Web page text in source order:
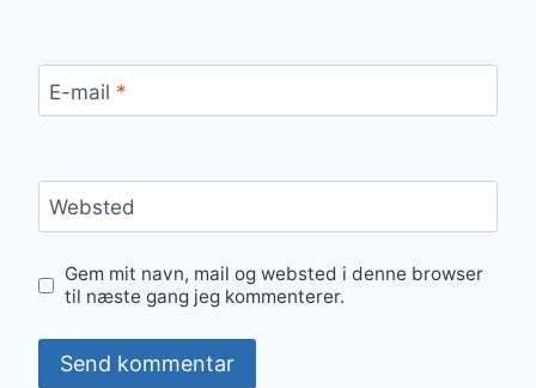
E-mail *
Websted
Gem mit navn, mail og websted i denne browser
til næste gang jeg kommenterer.